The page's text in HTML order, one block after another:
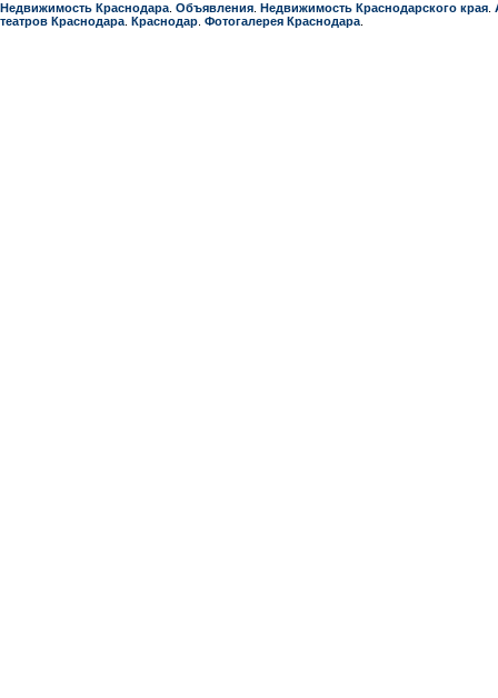
Недвижимость Краснодара Объявления Недвижимость Краснодарcкого края
театров Краснодара Краснодар Фотогалерея Краснодара